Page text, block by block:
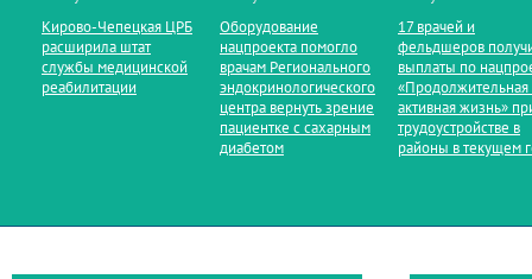
Кирово‑Чепецкая ЦРБ
расширила штат
службы медицинской
реабилитации
Оборудование
нацпроекта помогло
врачам Регионального
эндокринологического
центра вернуть зрение
пациентке с сахарным
диабетом
17 врачей и
фельдшеров
выплаты по
«Продолжительная
активная жизнь»
трудоустройстве в
районы в текущем